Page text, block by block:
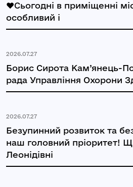
❤️Сьогодні в приміщенні
особливий і
2026.07.27
Борис Сирота Кам’янець-
рада Управління Охорони
2026.07.27
Безупинний розвиток та
наш головний пріоритет!
Леонідівні